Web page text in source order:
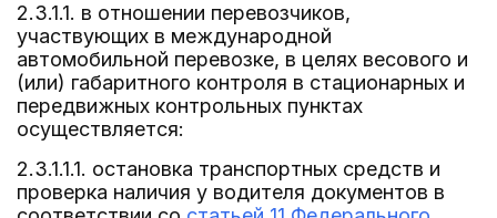
2.3.1.1. в отношении перевозчиков,
участвующих в международной
автомобильной перевозке, в целях весового и
(или) габаритного контроля в стационарных и
передвижных контрольных пунктах
осуществляется:
2.3.1.1.1. остановка транспортных средств и
проверка наличия у водителя документов в